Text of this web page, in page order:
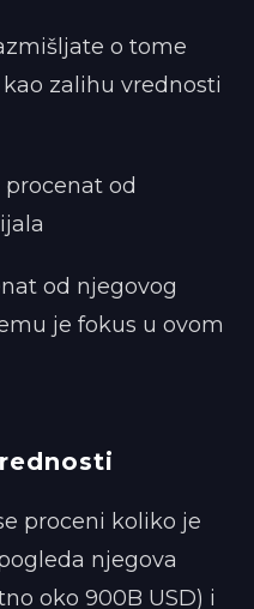
o tome
zalihu vrednosti
procenat od
od njegovog
je fokus u ovom
proceni koliko je
njegova
oko 900B USD) i